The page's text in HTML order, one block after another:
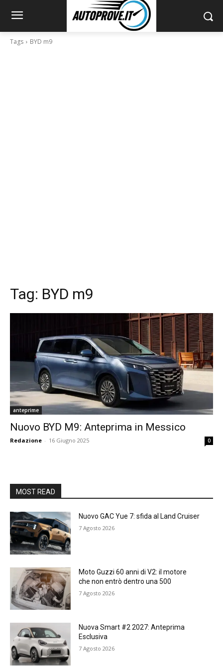
Tags BYD m9
Tag: BYD m9
anteprime
Nuovo BYD M9: Anteprima in Messico
Redazione - 16 Giugno 2025 0
MOST READ
Nuovo GAC Yue 7: sfida al Land Cruiser
7 Agosto 2026
Moto Guzzi 60 anni di V2: il motore
che non entrò dentro una 500
7 Agosto 2026
Nuova Smart #2 2027: Anteprima
Esclusiva
7 Agosto 2026